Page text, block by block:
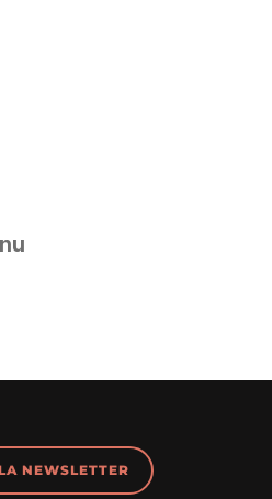
(nouvelle fenêtre)
Twitter (nouvelle fenêtre)
WhatsApp
par mail
NEWSLETTER